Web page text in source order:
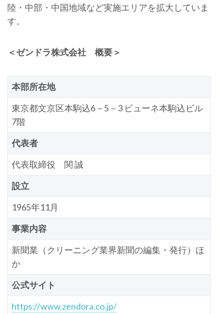
陸・中部・中国地域など実施エリアを拡大していま
す。
＜ゼンドラ株式会社 概要＞
本部所在地
東京都文京区本駒込6－5－3 ビューネ本駒込ビル
7階
代表者
代表取締役 関 誠
設立
1965年11月
事業内容
新聞業（クリーニング業界新聞の編集・発行）ほ
か
公式サイト
https://www.zendora.co.jp/